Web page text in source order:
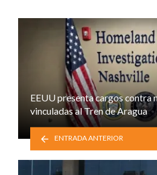
EEUU presenta cargos contra
vinculadas al Tren de Aragua
ENTRADA ANTERIOR